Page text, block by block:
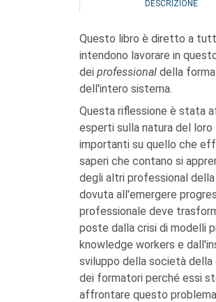
DESCRIZIONE
Questo libro è diretto a
intendono lavorare in
dei professional della
dell'intero sistema.
Questa riflessione è stata
esperti sulla natura del
importanti su quello che
saperi che contano si
degli altri professional
dovuta all'emergere
professionale deve
poste dalla crisi di modelli
knowledge workers e
sviluppo della società
dei formatori perché essi
affrontare questo